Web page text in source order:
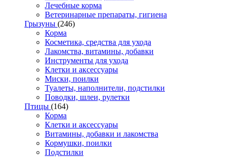
Лечебные корма
Ветеринарные препараты, гигиена
Грызуны (246)
Корма
Косметика, средства для ухода
Лакомства, витамины, добавки
Инструменты для ухода
Клетки и аксессуары
Миски, поилки
Туалеты, наполнители, подстилки
Поводки, шлеи, рулетки
Птицы (164)
Корма
Клетки и аксессуары
Витамины, добавки и лакомства
Кормушки, поилки
Подстилки